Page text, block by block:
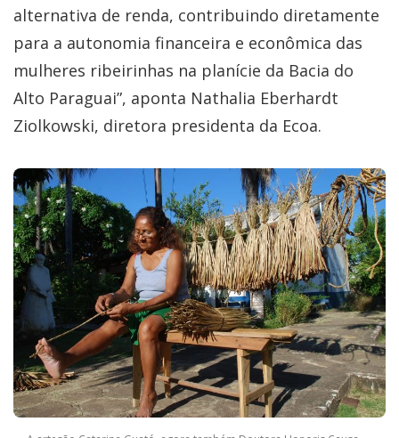
alternativa de renda, contribuindo diretamente
para a autonomia financeira e econômica das
mulheres ribeirinhas na planície da Bacia do
Alto Paraguai”, aponta Nathalia Eberhardt
Ziolkowski, diretora presidenta da Ecoa.